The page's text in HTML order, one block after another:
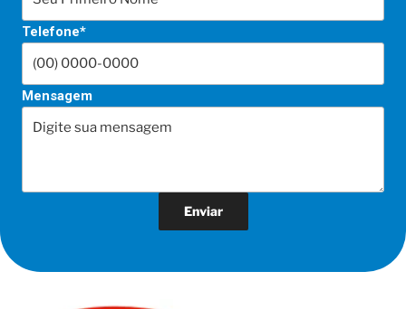
Telefone*
Mensagem